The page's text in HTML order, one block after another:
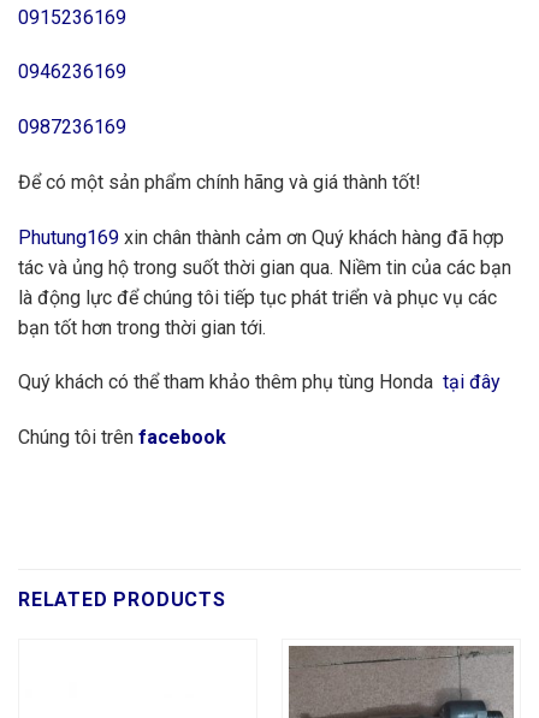
0915236169
0946236169
0987236169
Để có một sản phẩm chính hãng và giá thành tốt!
Phutung169 xin chân thành cảm ơn Quý khách hàng đã hợp
tác và ủng hộ trong suốt thời gian qua. Niềm tin của các bạn
là động lực để chúng tôi tiếp tục phát triển và phục vụ các
bạn tốt hơn trong thời gian tới.
Quý khách có thể tham khảo thêm phụ tùng Honda tại đây
Chúng tôi trên facebook
RELATED PRODUCTS